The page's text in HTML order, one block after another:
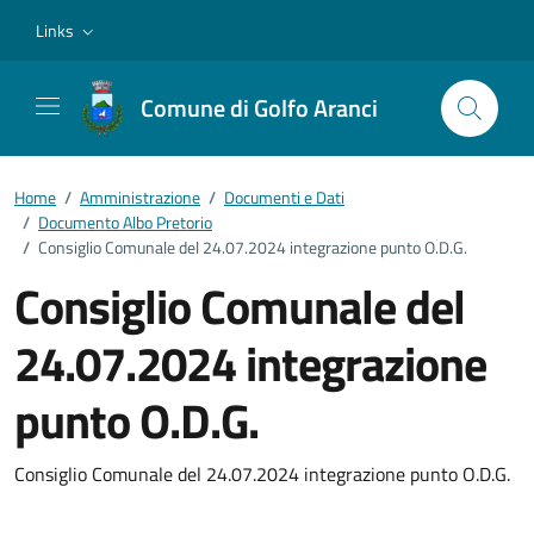
Links
Comune di Golfo Aranci
Home / Amministrazione / Documenti e Dati
/ Documento Albo Pretorio
/ Consiglio Comunale del 24.07.2024 integrazione punto O.D.G.
Consiglio Comunale del
24.07.2024 integrazione
punto O.D.G.
Dettagli del documento
Consiglio Comunale del 24.07.2024 integrazione punto O.D.G.